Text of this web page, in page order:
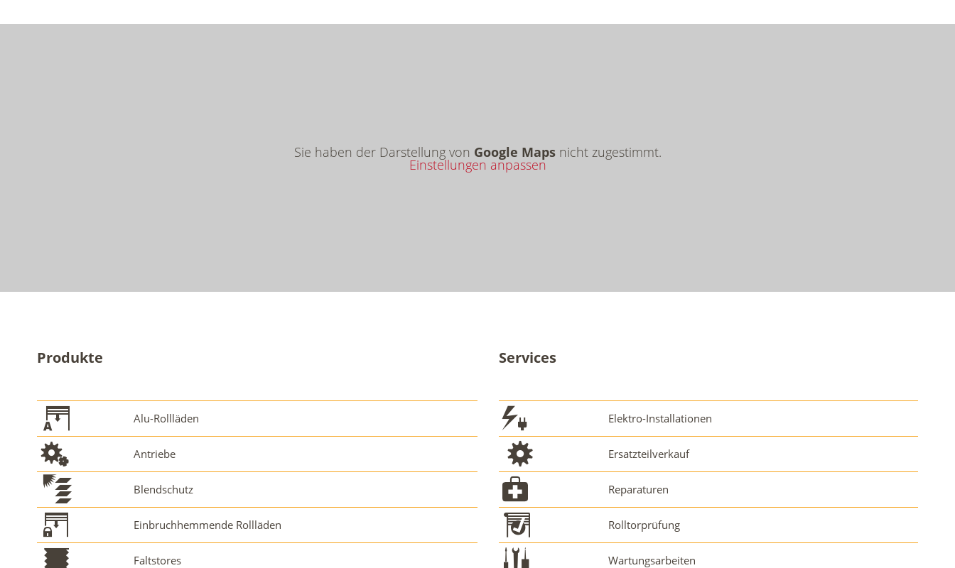
Sie haben der Darstellung von Google Mapsnicht zugestimmt.
Einstellungen anpassen
Produkte
Alu-Rollläden
Antriebe
Blendschutz
Einbruchhemmende Rollläden
Faltstores
Services
Elektro-Installationen
Ersatzteilverkauf
Reparaturen
Rolltorprüfung
Wartungsarbeiten